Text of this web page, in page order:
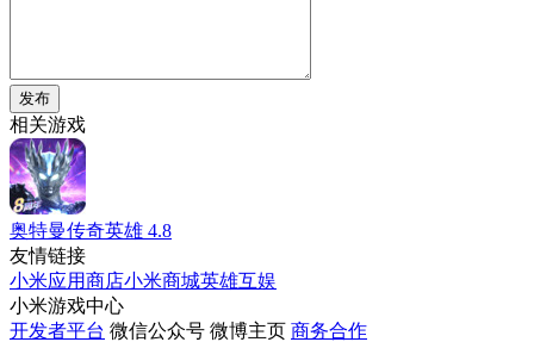
发布
相关游戏
奥特曼传奇英雄 4.8
友情链接
小米应用商店小米商城英雄互娱
小米游戏中心
开发者平台 微信公众号 微博主页 商务合作